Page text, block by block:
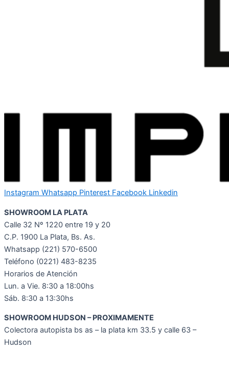
Instagram Whatsapp Pinterest Facebook Linkedin
SHOWROOM LA PLATA
Calle 32 Nº 1220 entre 19 y 20
C.P. 1900 La Plata, Bs. As.
Whatsapp (221) 570-6500
Teléfono (0221) 483-8235
Horarios de Atención
Lun. a Vie. 8:30 a 18:00hs
Sáb. 8:30 a 13:30hs
SHOWROOM HUDSON – PROXIMAMENTE
Colectora autopista bs as – la plata km 33.5 y calle 63 –
Hudson